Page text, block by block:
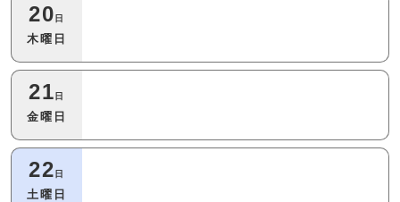
20 日
木曜日
21 日
金曜日
22 日
土曜日